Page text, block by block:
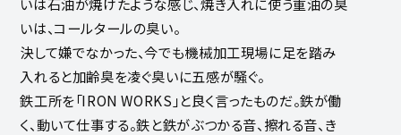
いは、コールタールの臭い。
決して嫌でなかった、今でも機械加工現場に足を踏み
入れると加齢臭を凌ぐ臭いに五感が騒ぐ。
鉄工所を「IRON WORKS」と良く言ったものだ。鉄が働
く、動いて仕事する。鉄と鉄がぶつかる音、擦れる音、き